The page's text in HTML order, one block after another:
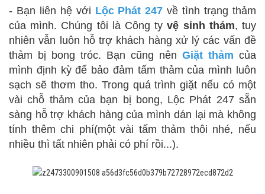
- Bạn liên hệ với Lộc Phát 247 về tình trạng thảm
của mình. Chúng tôi là Công tyvệ sinh thảm, tuy
nhiên vẫn luôn hỗ trợ khách hàng xử lý các vấn đề
thảm bị bong tróc. Bạn cũng nên Giặt thảm của
mình định kỳ để bảo đảm tấm thảm của mình luôn
sạch sẽ thơm tho. Trong quá trình giặt nếu có một
vài chỗ thảm của bạn bị bong, Lộc Phát 247 sẵn
sàng hỗ trợ khách hàng của mình dán lại mà không
tính thêm chi phí(một vài tấm thảm thôi nhé, nếu
nhiều thì tất nhiên phải có phí rồi...).